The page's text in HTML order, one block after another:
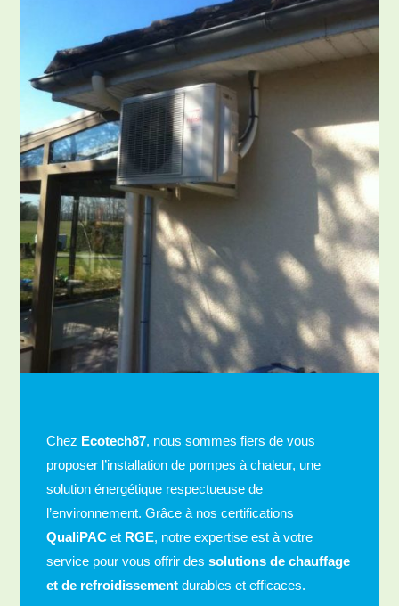
Chez Ecotech87, nous sommes fiers de vous
proposer l’installation de pompes à chaleur, une
solution énergétique respectueuse de
l’environnement. Grâce à nos certifications
QualiPAC et RGE, notre expertise est à votre
service pour vous offrir dessolutions de chauffage
et de refroidissement durables et efficaces.